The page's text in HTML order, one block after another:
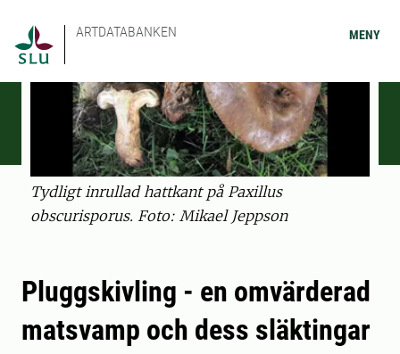
ARTDATABANKEN MENY
Tydligt inrullad hattkant på Paxillus
obscurisporus. Foto: Mikael Jeppson
Pluggskivling - en omvärderad
matsvamp och dess släktingar